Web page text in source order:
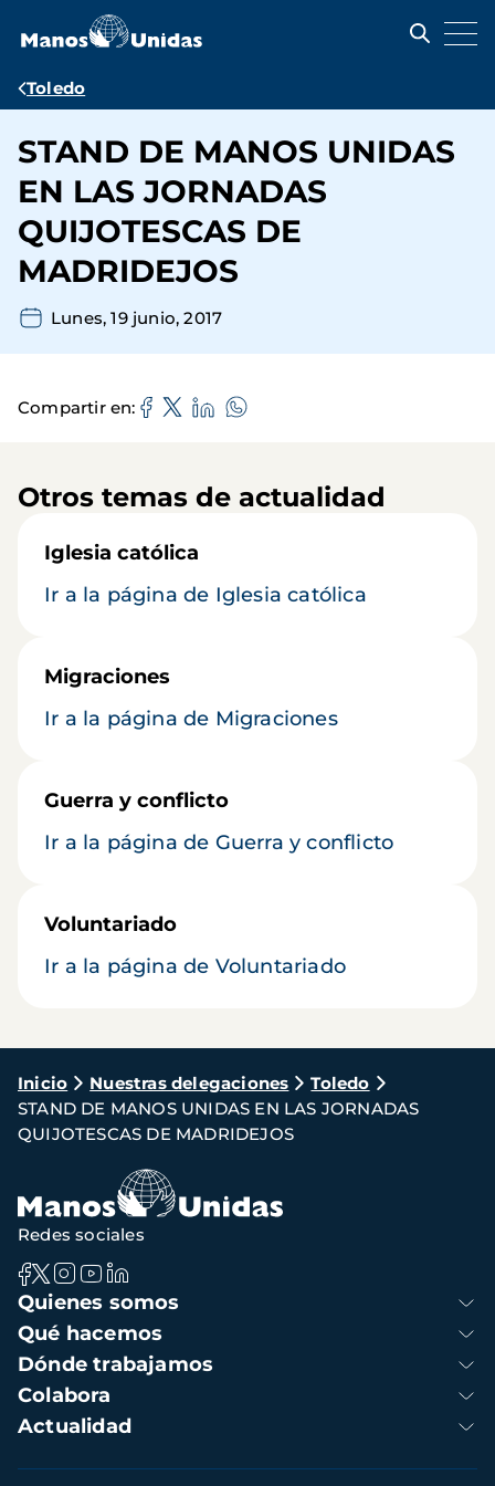
contenido
Ruta
navegación
Toledo
STAND DE MANOS UNIDAS
EN LAS JORNADAS
QUIJOTESCAS DE
MADRIDEJOS
Lunes, 19 junio, 2017
Compartir en
Otros temas de actualidad
Iglesia católica
Ir a la página de Iglesia católica
Migraciones
Ir a la página de Migraciones
Guerra y conflicto
Ir a la página de Guerra y conflicto
Voluntariado
Ir a la página de Voluntariado
Ruta
de
navegación
Inicio Nuestras delegaciones
Toledo
STAND DE MANOS UNIDAS EN LAS JORNADAS
QUIJOTESCAS DE MADRIDEJOS
Navegación
principal
Quienes somos
Qué hacemos
Dónde trabajamos
Colabora
Actualidad
Redes sociales